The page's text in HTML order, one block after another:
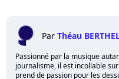
Par Théau
Passionné par la musique
journalisme, il est incollable
prend de passion pour les